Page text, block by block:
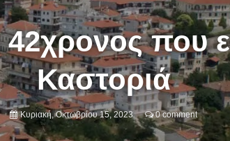
που
Καστοριά
Κυριακή, Οκτωβρίου 15, 2023 0 comment